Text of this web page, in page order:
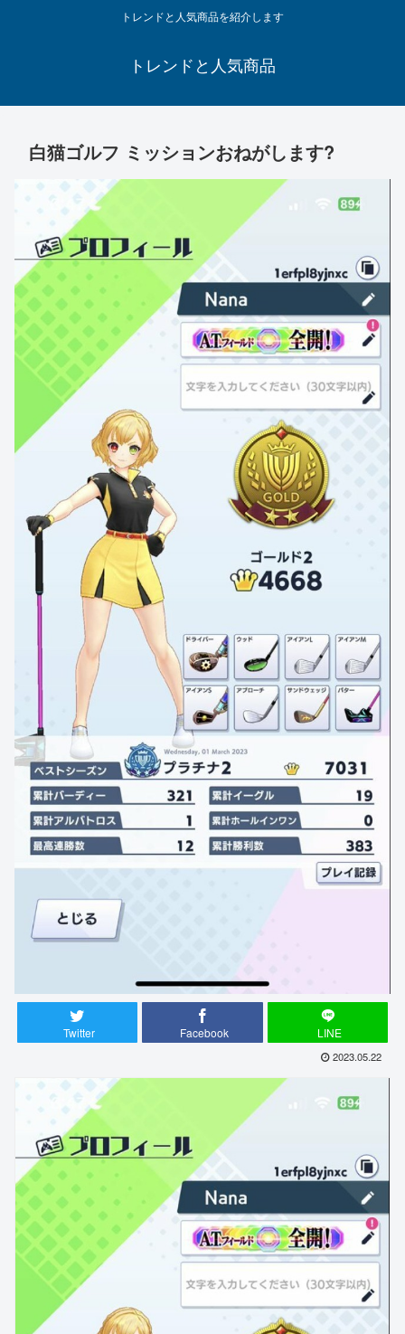
トレンドと人気商品を紹介します
トレンドと人気商品
白猫ゴルフ ミッションおねがします?
Twitter Facebook LINE
2023.05.22